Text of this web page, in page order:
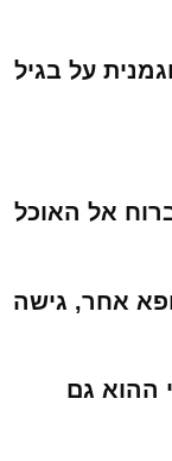
אז מה? אני אהיה דוגמנית על בגיל
אל האוכל
אחר, גישה
ההוא גם